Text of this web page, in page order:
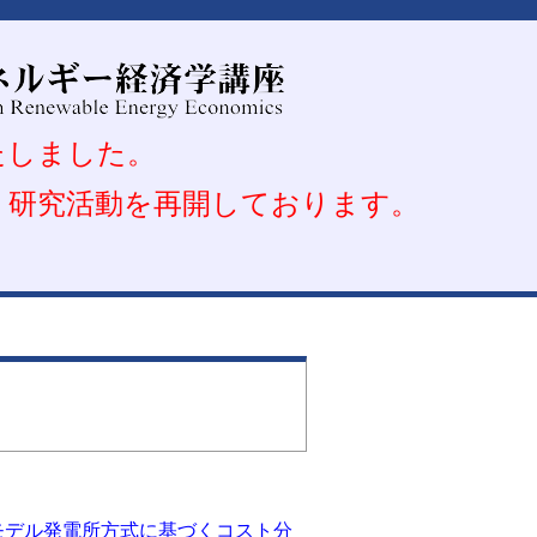
ました。
究活動を再開しております。
ル発電所方式に基づくコスト分